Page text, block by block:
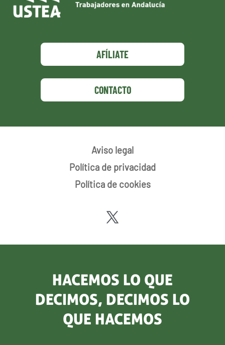
AFÍLIATE
CONTACTO
Aviso legal
Política de privacidad
Política de cookies
HACEMOS LO QUE
DECIMOS, DECIMOS LO
QUE HACEMOS